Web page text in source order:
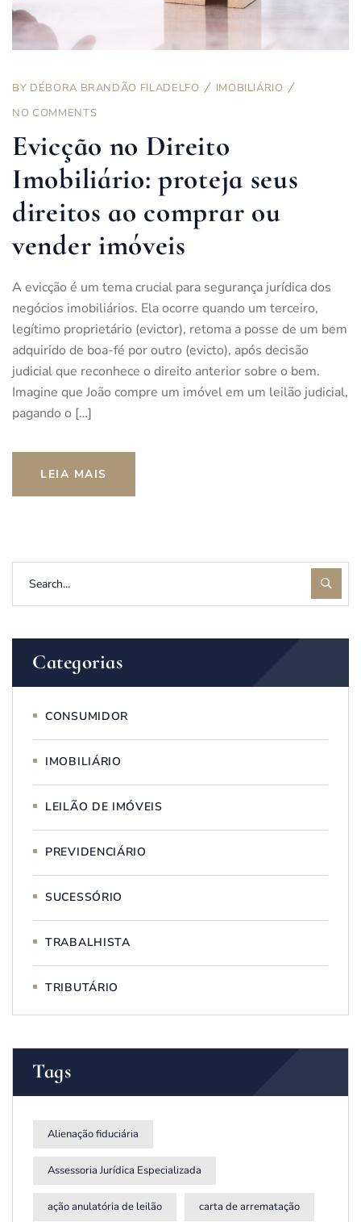
BY DÉBORA BRANDÃO FILADELFO
IMOBILIÁRIO
NO COMMENTS
Evicção no Direito
Imobiliário: proteja seus
direitos ao comprar ou
vender imóveis
A evicção é um tema crucial para segurança jurídica dos
negócios imobiliários. Ela ocorre quando um terceiro,
legítimo proprietário (evictor), retoma a posse de um bem
adquirido de boa-fé por outro (evicto), após decisão
judicial que reconhece o direito anterior sobre o bem.
Imagine que João compre um imóvel em um leilão judicial,
pagando o […]
LEIA MAIS
Categorias
CONSUMIDOR
IMOBILIÁRIO
LEILÃO DE IMÓVEIS
PREVIDENCIÁRIO
SUCESSÓRIO
TRABALHISTA
TRIBUTÁRIO
Tags
Alienação fiduciária
Assessoria Jurídica Especializada
ação anulatória de leilão carta de arrematação